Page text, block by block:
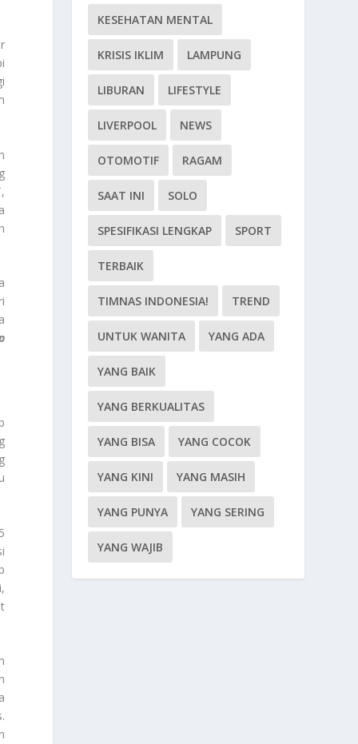
KESEHATAN MENTAL
KRISIS IKLIM LAMPUNG
LIBURAN LIFESTYLE
LIVERPOOL NEWS
OTOMOTIF RAGAM
SAAT INI SOLO
SPESIFIKASI LENGKAP SPORT
TERBAIK
TIMNAS INDONESIA! TREND
UNTUK WANITA YANG ADA
YANG BAIK
YANG BERKUALITAS
YANG BISA YANG COCOK
YANG KINI YANG MASIH
YANG PUNYA YANG SERING
YANG WAJIB